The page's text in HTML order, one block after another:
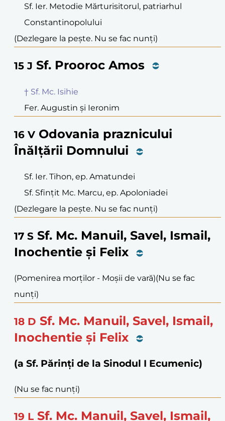
Sf. Ier. Metodie Mărturisitorul, patriarhul
Constantinopolului
(Dezlegare la pește. Nu se fac nunți)
15 J Sf. Prooroc Amos
† Sf. Mc. Isihie
Fer. Augustin și Ieronim
16 V Odovania praznicului
Înălțării Domnului
Sf. Ier. Tihon, ep. Amatundei
Sf. Sfințit Mc. Marcu, ep. Apoloniadei
(Dezlegare la pește. Nu se fac nunți)
17 S Sf. Mc. Manuil, Savel, Ismail,
Inochentie și Felix
(Pomenirea morților - Moșii de vară)(Nu se fac
nunți)
18 D Sf. Mc. Manuil, Savel, Ismail,
Inochentie și Felix
(a Sf. Părinți de la Sinodul I Ecumenic)
(Nu se fac nunți)
19 L Sf. Mc. Manuil, Savel, Ismail,